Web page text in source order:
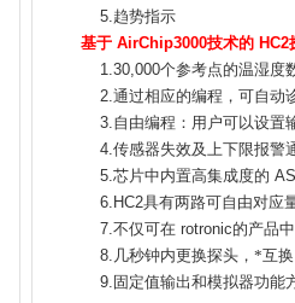
5.趋势指示
基于 AirChip3000技术的 HC2
1.30,000个参考点的温湿度
2.通过相应的编程，可自动
3.自由编程：用户可以设置
4.传感器失效及上下限报警
5.芯片中内置高集成度的
6.HC2具有两路可自由对应
7.不仅可在 rotronic的产品
8. 几秒钟内更换探头，*互
9. 固定值输出和模拟器功能